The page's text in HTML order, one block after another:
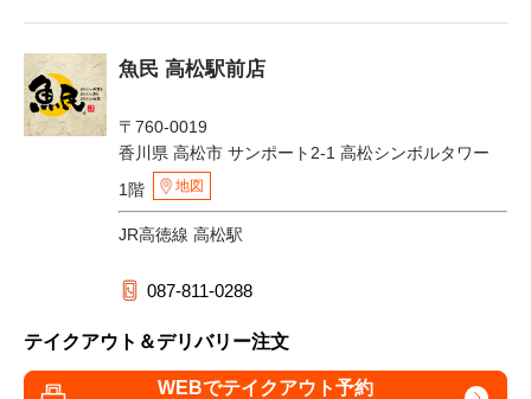
魚民 高松駅前店
〒760-0019
香川県 高松市 サンポート2-1 高松シンボルタワー
1階
地図
JR高徳線 高松駅
087-811-0288
テイクアウト＆デリバリー注文
WEBでテイクアウト予約